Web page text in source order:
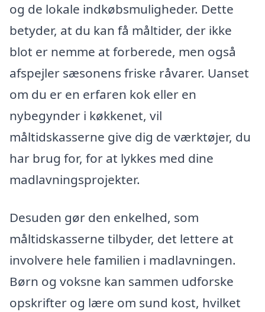
og de lokale indkøbsmuligheder. Dette
betyder, at du kan få måltider, der ikke
blot er nemme at forberede, men også
afspejler sæsonens friske råvarer. Uanset
om du er en erfaren kok eller en
nybegynder i køkkenet, vil
måltidskasserne give dig de værktøjer, du
har brug for, for at lykkes med dine
madlavningsprojekter.
Desuden gør den enkelhed, som
måltidskasserne tilbyder, det lettere at
involvere hele familien i madlavningen.
Børn og voksne kan sammen udforske
opskrifter og lære om sund kost, hvilket